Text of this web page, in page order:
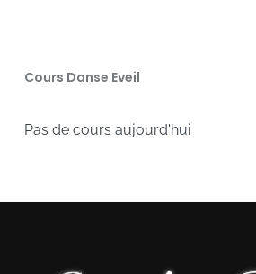
Cours Danse Eveil
Pas de cours aujourd'hui